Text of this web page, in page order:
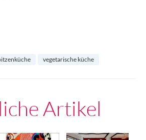
vegetarische küche
Artikel